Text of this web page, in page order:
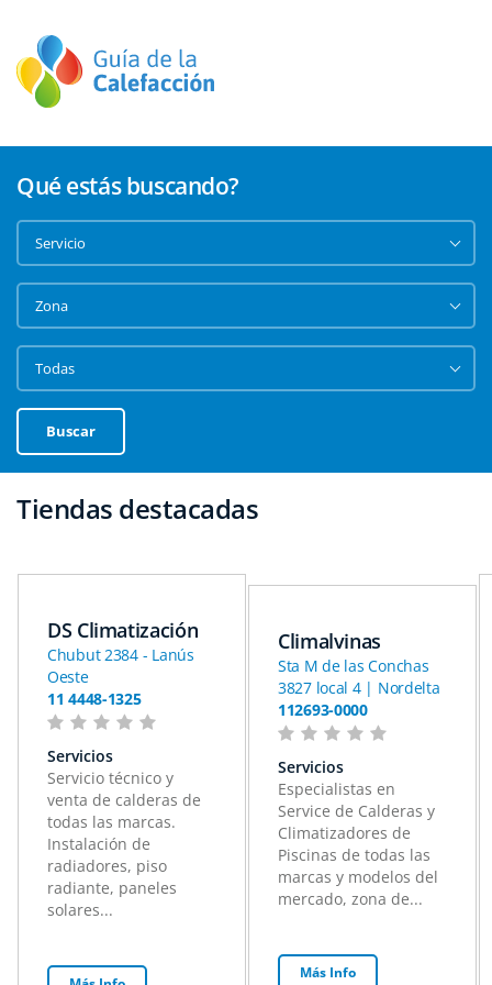
Qué estás buscando?
Buscar
Tiendas destacadas
DS Climatización
Chubut 2384 - Lanús
Oeste
11 4448-1325
Servicios
Servicio técnico y
venta de calderas de
todas las marcas.
Instalación de
radiadores, piso
radiante, paneles
solares...
Climalvinas
Sta M de las Conchas
3827 local 4 | Nordelta
112693-0000
Servicios
Especialistas en
Service de Calderas y
Climatizadores de
Piscinas de todas las
marcas y modelos del
mercado, zona de...
Más Info